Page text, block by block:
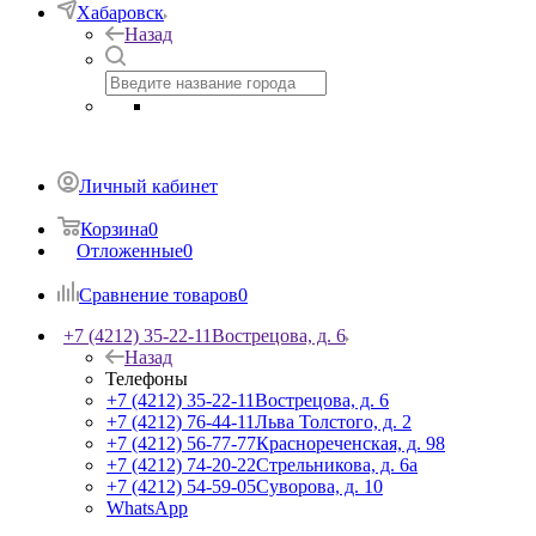
Хабаровск
Назад
Личный кабинет
Корзина0
Отложенные0
Сравнение товаров0
+7 (4212) 35-22-11Вострецова, д. 6
Назад
Телефоны
+7 (4212) 35-22-11Вострецова, д. 6
+7 (4212) 76-44-11Льва Толстого, д. 2
+7 (4212) 56-77-77Краснореченская, д. 98
+7 (4212) 74-20-22Стрельникова, д. 6а
+7 (4212) 54-59-05Суворова, д. 10
WhatsApp